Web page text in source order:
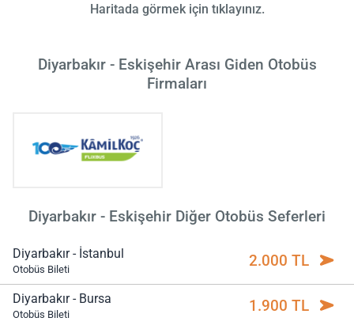
Haritada görmek için tıklayınız.
Diyarbakır - Eskişehir Arası Giden Otobüs
Firmaları
Diyarbakır - Eskişehir Diğer Otobüs Seferleri
Diyarbakır - İstanbul
Otobüs Bileti 2.000 TL
Diyarbakır - Bursa
Otobüs Bileti 1.900 TL